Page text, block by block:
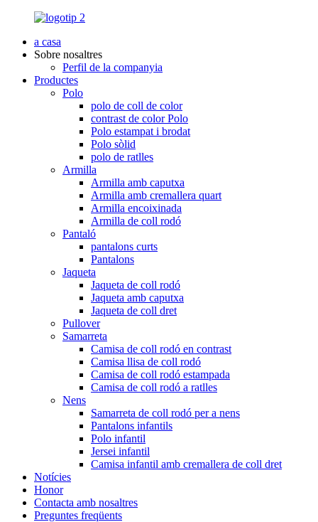
a casa
Sobre nosaltres
Perfil de la companyia
Productes
Polo
polo de coll de color
contrast de color Polo
Polo estampat i brodat
Polo sòlid
polo de ratlles
Armilla
Armilla amb caputxa
Armilla amb cremallera quart
Armilla encoixinada
Armilla de coll rodó
Pantaló
pantalons curts
Pantalons
Jaqueta
Jaqueta de coll rodó
Jaqueta amb caputxa
Jaqueta de coll dret
Pullover
Samarreta
Camisa de coll rodó en contrast
Camisa llisa de coll rodó
Camisa de coll rodó estampada
Camisa de coll rodó a ratlles
Nens
Samarreta de coll rodó per a nens
Pantalons infantils
Polo infantil
Jersei infantil
Camisa infantil amb cremallera de coll dret
Notícies
Honor
Contacta amb nosaltres
Preguntes freqüents